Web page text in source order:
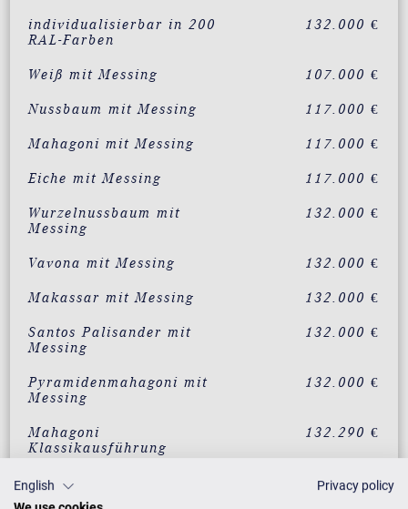
individualisierbar in 200
RAL-Farben
132.000 €
Weiß mit Messing 107.000 €
Nussbaum mit Messing 117.000 €
Mahagoni mit Messing 117.000 €
Eiche mit Messing 117.000 €
Wurzelnussbaum mit
Messing
132.000 €
Vavona mit Messing 132.000 €
Makassar mit Messing 132.000 €
Santos Palisander mit
Messing
132.000 €
Pyramidenmahagoni mit
Messing
132.000 €
Mahagoni
Klassikausführung
132.290 €
Mahagoni
Intarsienausführung
Auf Anfrage
English
Privacy policy